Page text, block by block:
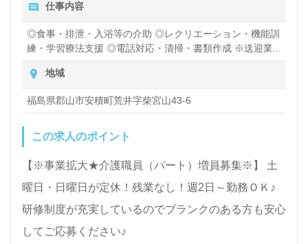
仕事内容
◎食事・排泄・入浴等の介助 ◎レクリエーション・機能訓
練・学習療法支援 ◎電話対応・清掃・書類作成 ※送迎業
務はありません。
地域
福島県郡山市安積町荒井字柴宮山43-6
この求人のポイント
【※事業拡大★介護職員（パート）増員募集※】 土
曜日・日曜日が定休！残業なし！週2日～勤務ＯＫ♪
研修制度が充実しているのでブランクのある方も安心
してご応募ください♪